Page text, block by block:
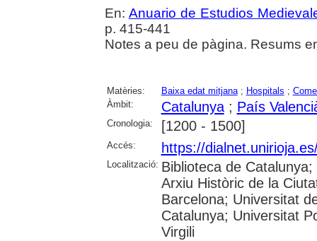
En: Anuario de Estudios
p. 415-441
Notes a peu de pàgina. Resums
Matèries: Baixa edat mitjana; Hospitals ;
Àmbit:
Catalunya; País
Cronologia: [1200 - 1500]
Accés: https://
Localització: Biblioteca de
Arxiu Històric de la
Barcelona; Universitat
Catalunya; Universitat
Virgili